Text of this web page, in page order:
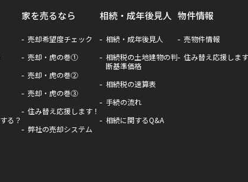
る？
家を売るなら
売却希望度チェック
売却・虎の巻①
売却・虎の巻②
売却・虎の巻③
住み替え応援します！
弊社の売却システム
相続・成年後見人
相続・成年後見人
相続税の土地建物の判
断基準価格
相続税の速算表
手続の流れ
相続に関するQ&A
物件情報
売物件情報
住み替え応援します